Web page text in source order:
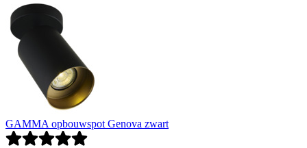
GAMMA opbouwspot Genova zwart